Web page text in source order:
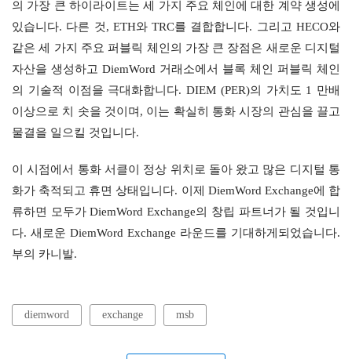
의 가장 큰 하이라이트는 세 가지 주요 체인에 대한 계약 생성에
있습니다. 다른 것, ETH와 TRC를 결합합니다. 그리고 HECO와
같은 세 가지 주요 퍼블릭 체인의 가장 큰 장점은 새로운 디지털
자산을 생성하고 DiemWord 거래소에서 블록 체인 퍼블릭 체인
의 기술적 이점을 극대화합니다. DIEM (PER)의 가치도 1 만배
이상으로 치 솟을 것이며, 이는 확실히 통화 시장의 관심을 끌고
물결을 일으킬 것입니다.
이 시점에서 통화 서클이 정상 위치로 돌아 왔고 많은 디지털 통
화가 축적되고 휴면 상태입니다. 이제 DiemWord Exchange에 합
류하면 모두가 DiemWord Exchange의 창립 파트너가 될 것입니
다. 새로운 DiemWord Exchange 라운드를 기대하게되었습니다.
부의 카니발.
diemword exchange msb